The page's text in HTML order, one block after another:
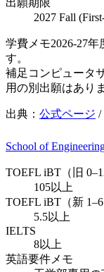
2027 Fall
学費メモ2026-27
す。
補足 コンピュータ
用の別出願はあり
出典： 公式ページ /
School of
TOEFL iBT（旧
105以上
TOEFL iBT（新 1–6
5.5以上
IELTS
8以上
英語要件メモ